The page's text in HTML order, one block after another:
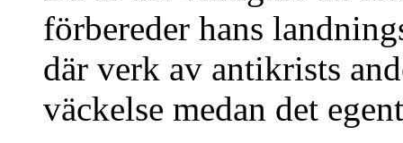
förbereder hans
där verk av antikrists
väckelse medan det